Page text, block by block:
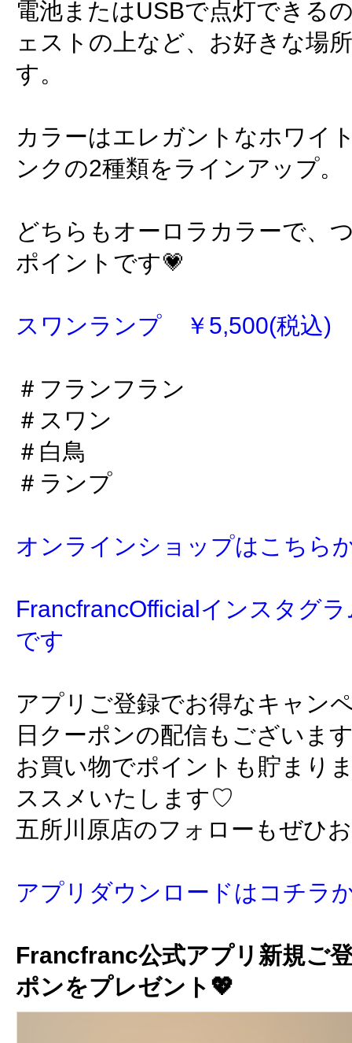
電池またはUSBで点灯できる
ェストの上など、お好きな場
す。
カラーはエレガントなホワイ
ンクの2種類をラインアップ。
どちらもオーロラカラーで、
ポイントです💗
スワンランプ ￥5,500(税込)
＃フランフラン
＃スワン
＃白鳥
＃ランプ
オンラインショップはこちら
FrancfrancOfficialインスタグ
です
アプリご登録でお得なキャン
日クーポンの配信もございま
お買い物でポイントも貯まり
ススメいたします♡
五所川原店のフォローもぜひ
アプリダウンロードはコチラ
Francfranc公式アプリ新規ご
ポンをプレゼント💖